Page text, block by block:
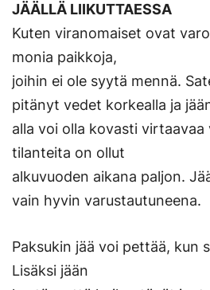
JÄÄLLÄ LIIKUTTAESSA
Kuten viranomaiset ovat
monia paikkoja,
joihin ei ole syytä mennä.
pitänyt vedet korkealla ja
alla voi olla kovasti
tilanteita on ollut
alkuvuoden aikana paljon.
vain hyvin varustautuneena.
Paksukin jää voi pettää, kun
Lisäksi jään